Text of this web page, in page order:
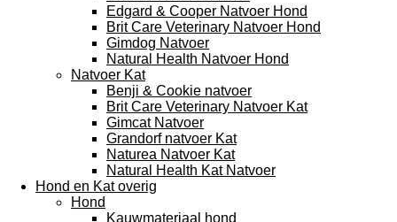
Edgard & Cooper Natvoer Hond
Brit Care Veterinary Natvoer Hond
Gimdog Natvoer
Natural Health Natvoer Hond
Natvoer Kat
Benji & Cookie natvoer
Brit Care Veterinary Natvoer Kat
Gimcat Natvoer
Grandorf natvoer Kat
Naturea Natvoer Kat
Natural Health Kat Natvoer
Hond en Kat overig
Hond
Kauwmateriaal hond